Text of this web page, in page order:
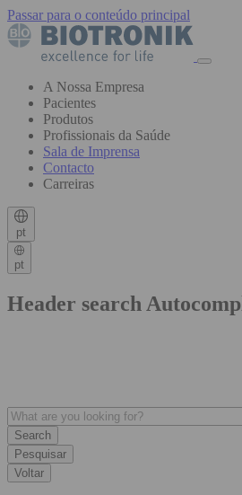
Passar para o conteúdo principal
A Nossa Empresa
Pacientes
Produtos
Profissionais da Saúde
Sala de Imprensa
Contacto
Carreiras
pt
pt
Header search
Pesquisar
Voltar